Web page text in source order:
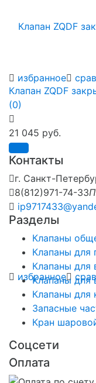
избранное
избранное
Клапан ZQDF
(0)
21 045 руб.
Контакты
г. Санкт-
8(812)971-74-33
Разделы
Клапаны
Клапаны для
Клапаны для
Клапаны для
Клапаны для
Запасные
Кран
Соцсети
Оплата